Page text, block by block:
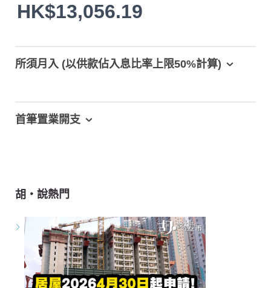
HK$13,056.19
所須月入 (以供款佔入息比率上限50%計算)
首筆置業開支
胡‧說熱門